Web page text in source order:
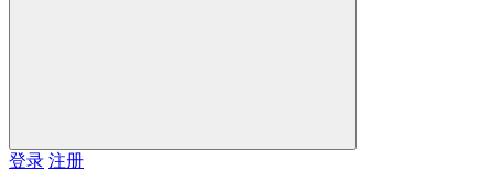
登录 注册